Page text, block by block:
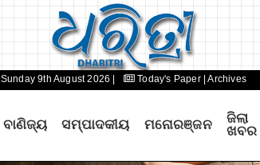
Sunday 9th August 2026 | Today's Paper | Archives
ବାଣିଜ୍ୟ ସମ୍ପାଦକୀୟ ମନୋରଞ୍ଜନ
ଜିଲା
ଖବର